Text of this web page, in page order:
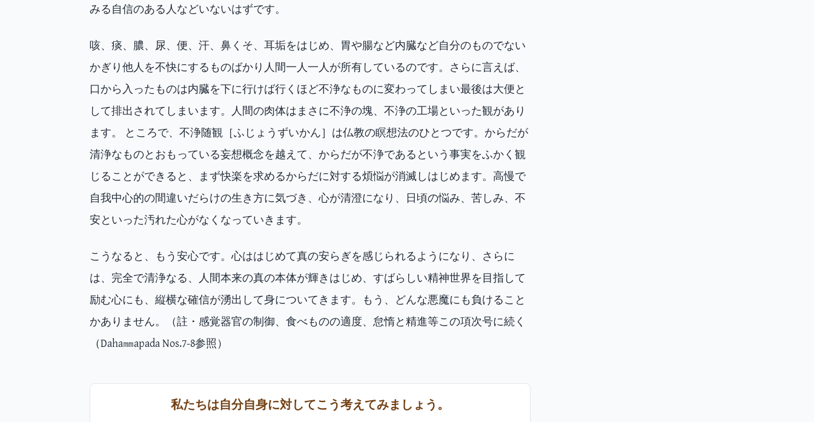
みる自信のある人などいないはずです。
咳、痰、膿、尿、便、汗、鼻くそ、耳垢をはじめ、胃や腸など内臓など自分のものでない
かぎり他人を不快にするものばかり人間一人一人が所有しているのです。さらに言えば、
口から入ったものは内臓を下に行けば行くほど不浄なものに変わってしまい最後は大便と
して排出されてしまいます。人間の肉体はまさに不浄の塊、不浄の工場といった観があり
ます。 ところで、不浄随観［ふじょうずいかん］は仏教の瞑想法のひとつです。からだが
清浄なものとおもっている妄想概念を越えて、からだが不浄であるという事実をふかく観
じることができると、まず快楽を求めるからだに対する煩悩が消滅しはじめます。高慢で
自我中心的の間違いだらけの生き方に気づき、心が清澄になり、日頃の悩み、苦しみ、不
安といった汚れた心がなくなっていきます。
こうなると、もう安心です。心ははじめて真の安らぎを感じられるようになり、さらに
は、完全で清浄なる、人間本来の真の本体が輝きはじめ、すばらしい精神世界を目指して
励む心にも、縦横な確信が湧出して身についてきます。もう、どんな悪魔にも負けること
かありません。（註・感覚器官の制御、食べものの適度、怠惰と精進等この項次号に続く
（Daha㎜apada Nos.7-8参照）
私たちは自分自身に対してこう考えてみましょう。